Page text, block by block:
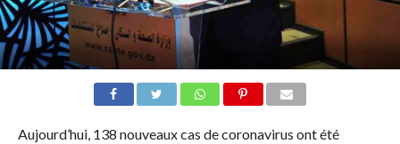
Aujourd’hui, 138 nouveaux cas de coronavirus ont été